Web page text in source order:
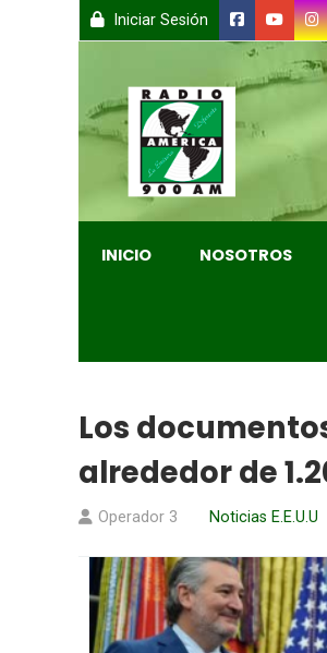
Iniciar Sesión
INICIO NOSOTROS
Los
alrededor de
Operador 3 Noticias E.E.U.U